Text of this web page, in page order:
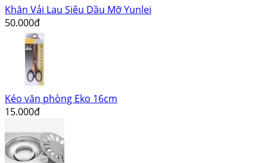
Khăn Vải Lau Siêu Dầu Mỡ Yunlei
50.000đ
Kéo văn phòng Eko 16cm
15.000đ